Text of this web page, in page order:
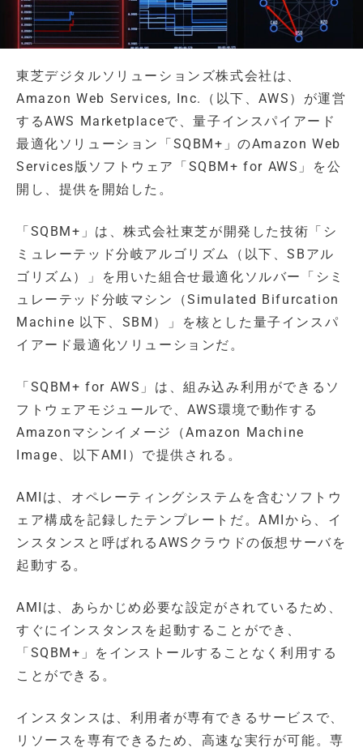
東芝デジタルソリューションズ株式会社は、
Amazon Web Services, Inc.（以下、AWS）が運営
するAWS Marketplaceで、量子インスパイアード
最適化ソリューション「SQBM+」のAmazon Web
Services版ソフトウェア「SQBM+ for AWS」を公
開し、提供を開始した。
「SQBM+」は、株式会社東芝が開発した技術「シ
ミュレーテッド分岐アルゴリズム（以下、SBアル
ゴリズム）」を用いた組合せ最適化ソルバー「シミ
ュレーテッド分岐マシン（Simulated Bifurcation
Machine 以下、SBM）」を核とした量子インスパ
イアード最適化ソリューションだ。
「SQBM+ for AWS」は、組み込み利用ができるソ
フトウェアモジュールで、AWS環境で動作する
Amazonマシンイメージ（Amazon Machine
Image、以下AMI）で提供される。
AMIは、オペレーティングシステムを含むソフトウ
ェア構成を記録したテンプレートだ。AMIから、イ
ンスタンスと呼ばれるAWSクラウドの仮想サーバを
起動する。
AMIは、あらかじめ必要な設定がされているため、
すぐにインスタンスを起動することができ、
「SQBM+」をインストールすることなく利用する
ことができる。
インスタンスは、利用者が専有できるサービスで、
リソースを専有できるため、高速な実行が可能。専